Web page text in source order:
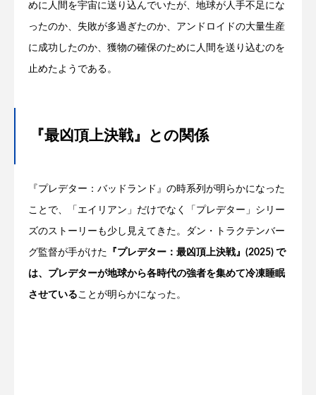
めに人間を宇宙に送り込んでいたが、地球が人手不足にな
ったのか、失敗が多過ぎたのか、アンドロイドの大量生産
に成功したのか、獲物の確保のために人間を送り込むのを
止めたようである。
『最凶頂上決戦』との関係
『プレデター：バッドランド』の時系列が明らかになった
ことで、「エイリアン」だけでなく「プレデター」シリー
ズのストーリーも少し見えてきた。ダン・トラクテンバー
グ監督が手がけた 『プレデター：最凶頂上決戦』(2025) で
は、プレデターが地球から各時代の強者を集めて冷凍睡眠
させていることが明らかになった。